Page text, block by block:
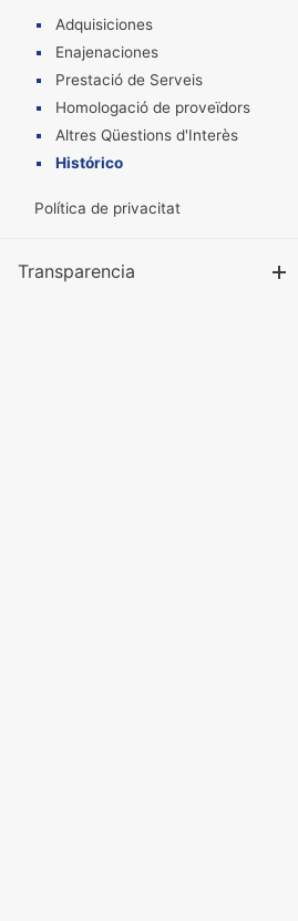
Adquisiciones
Enajenaciones
Prestació de Serveis
Homologació de proveïdors
Altres Qüestions d'Interès
Histórico
Política de privacitat
Transparencia